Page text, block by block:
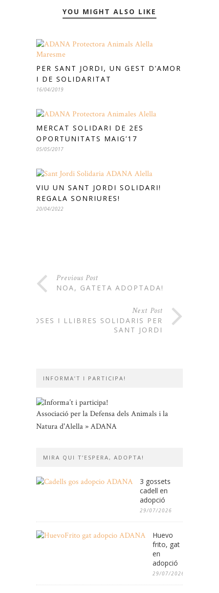
YOU MIGHT ALSO LIKE
PER SANT JORDI, UN GEST D’AMOR
I DE SOLIDARITAT
16/04/2019
MERCAT SOLIDARI DE 2ES
OPORTUNITATS MAIG’17
05/05/2017
VIU UN SANT JORDI SOLIDARI!
REGALA SONRIURES!
20/04/2022
Previous Post
NOA, GATETA ADOPTADA!
Next Post
ROSES I LLIBRES SOLIDARIS PER
SANT JORDI
INFORMA’T I PARTICIPA!
Associació per la Defensa dels Animals i la
Natura d'Alella » ADANA
MIRA QUI T’ESPERA, ADOPTA!
3 gossets
cadell en
adopció
29/07/2026
Huevo
frito, gat
en
adopció
29/07/2026